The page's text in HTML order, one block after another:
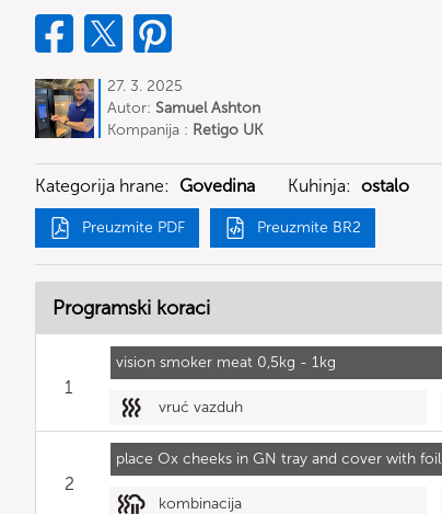
27. 3. 2025
Autor: Samuel Ashton
Kompanija : Retigo UK
Kategorija hrane: Govedina Kuhinja: ostalo
Preuzmite PDF Preuzmite BR2
Programski koraci
vision smoker meat 0,5kg - 1kg
1
vruć vazduh
place Ox cheeks in GN tray and cover with foil
2
kombinacija